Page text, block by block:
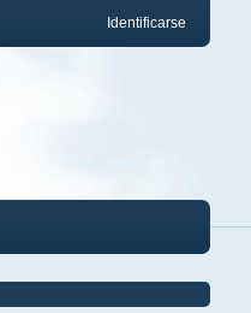
Identificarse